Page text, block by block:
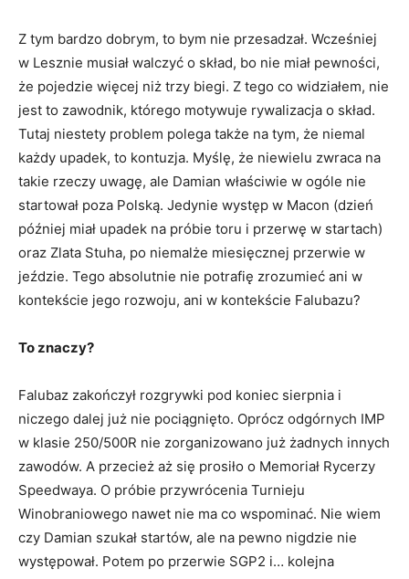
Z tym bardzo dobrym, to bym nie przesadzał. Wcześniej
w Lesznie musiał walczyć o skład, bo nie miał pewności,
że pojedzie więcej niż trzy biegi. Z tego co widziałem, nie
jest to zawodnik, którego motywuje rywalizacja o skład.
Tutaj niestety problem polega także na tym, że niemal
każdy upadek, to kontuzja. Myślę, że niewielu zwraca na
takie rzeczy uwagę, ale Damian właściwie w ogóle nie
startował poza Polską. Jedynie występ w Macon (dzień
później miał upadek na próbie toru i przerwę w startach)
oraz Zlata Stuha, po niemalże miesięcznej przerwie w
jeździe. Tego absolutnie nie potrafię zrozumieć ani w
kontekście jego rozwoju, ani w kontekście Falubazu?
To znaczy?
Falubaz zakończył rozgrywki pod koniec sierpnia i
niczego dalej już nie pociągnięto. Oprócz odgórnych IMP
w klasie 250/500R nie zorganizowano już żadnych innych
zawodów. A przecież aż się prosiło o Memoriał Rycerzy
Speedwaya. O próbie przywrócenia Turnieju
Winobraniowego nawet nie ma co wspominać. Nie wiem
czy Damian szukał startów, ale na pewno nigdzie nie
występował. Potem po przerwie SGP2 i… kolejna